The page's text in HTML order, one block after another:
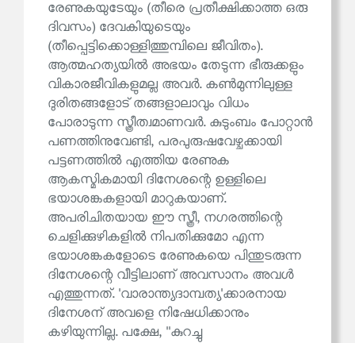
രേണുകയുടേയും (തീരെ പ്രതീക്ഷിക്കാത്ത ഒരു
ദിവസം) ദേവകിയുടെയും
(തീപ്പെട്ടിക്കൊള്ളിത്തുമ്പിലെ ജീവിതം).
ആത്മഹത്യയിൽ അഭയം തേടുന്ന ഭീരുക്കളും
വികാരജീവികളുമല്ല അവർ. കൺമുന്നിലുള്ള
ദുരിതങ്ങളോട് തങ്ങളാലാവും വിധം
പോരാടുന്ന സ്ത്രീത്വമാണവർ. കുടുംബം പോറ്റാൻ
പണത്തിനുവേണ്ടി, പരപുരുഷവേഴ്ചക്കായി
പട്ടണത്തിൽ എത്തിയ രേണുക
ആകസ്മികമായി ദിനേശന്റെ ഉള്ളിലെ
ഭയാശങ്കകളായി മാറുകയാണ്.
അപരിചിതയായ ഈ സ്ത്രീ, നഗരത്തിന്റെ
ചെളിക്കുഴികളിൽ നിപതിക്കുമോ എന്ന
ഭയാശങ്കകളോടെ രേണുകയെ പിന്തുടരുന്ന
ദിനേശന്റെ വീട്ടിലാണ് അവസാനം അവൾ
എത്തുന്നത്. 'വാരാന്ത്യദാമ്പത്യ'ക്കാരനായ
ദിനേശന് അവളെ നിഷേധിക്കാനും
കഴിയുന്നില്ല. പക്ഷേ, ''കുറച്ചു